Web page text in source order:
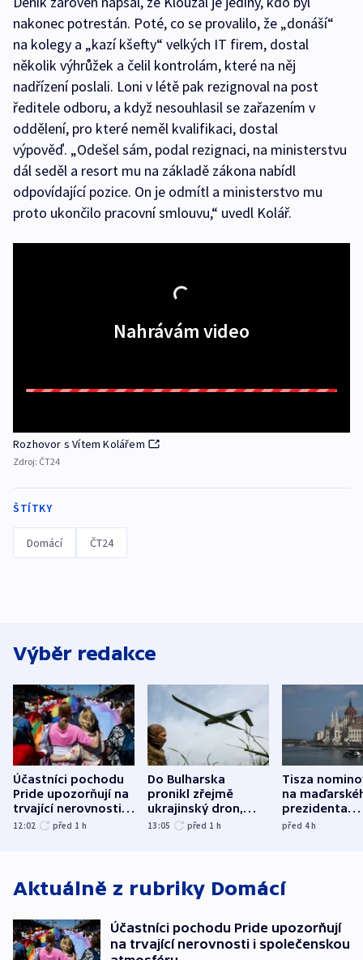
nakonec potrestán. Poté, co se provalilo, že „donáší“
na kolegy a „kazí kšefty“ velkých IT firem, dostal
několik výhrůžek a čelil kontrolám, které na něj
nadřízení poslali. Loni v létě pak rezignoval na post
ředitele odboru, a když nesouhlasil se zařazením v
oddělení, pro které neměl kvalifikaci, dostal
výpověď. „Odešel sám, podal rezignaci, na ministerstvu
dál seděl a resort mu na základě zákona nabídl
odpovídající pozice. On je odmítl a ministerstvo mu
proto ukončilo pracovní smlouvu,“ uvedl Kolář.
Nahrávám video
Rozhovor s Vítem Kolářem
Zdroj: ČT24
ŠTÍTKY
Domácí ČT24
Výběr redakce
Účastníci pochodu
Pride upozorňují na
trvající nerovnosti i
společenskou
12:02 před 1 h
Do Bulharska
pronikl zřejmě
ukrajinský dron,
explodoval kilometr
13:05 před 1 h
Tisza
na
prezidenta
bývalého
před 4h
Aktuálně z rubriky Domácí
Účastníci pochodu Pride upozorňují
na trvající nerovnosti i společenskou